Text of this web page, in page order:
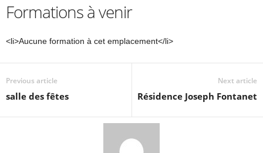
Formations à venir
<li>Aucune formation à cet emplacement</li>
Previous article
salle des fêtes
Next article
Résidence Joseph Fontanet